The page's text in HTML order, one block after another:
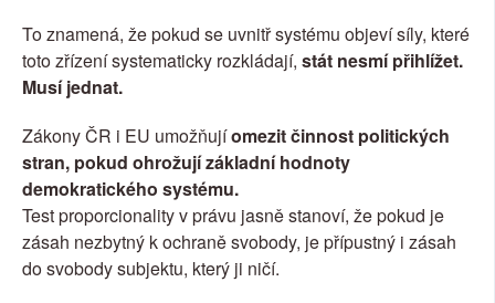
To znamená, že pokud se uvnitř systému objeví síly, které
toto zřízení systematicky rozkládají, stát nesmí přihlížet.
Musí jednat.
Zákony ČR i EU umožňují omezit činnost politických
stran, pokud ohrožují základní hodnoty
demokratického systému.
Test proporcionality v právu jasně stanoví, že pokud je
zásah nezbytný k ochraně svobody, je přípustný i zásah
do svobody subjektu, který ji ničí.